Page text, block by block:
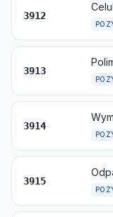
3912
3913
3914
3915